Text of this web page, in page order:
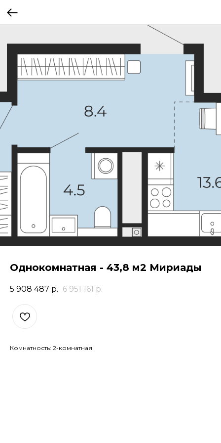
Однокомнатная - 43,8 м2 Мириады
5 908 487 р. 6 951 161 р.
Комнатность: 2-комнатная